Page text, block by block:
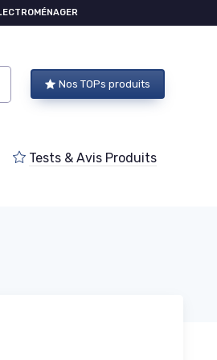
Nos TOPs produits
Tests & Avis Produits